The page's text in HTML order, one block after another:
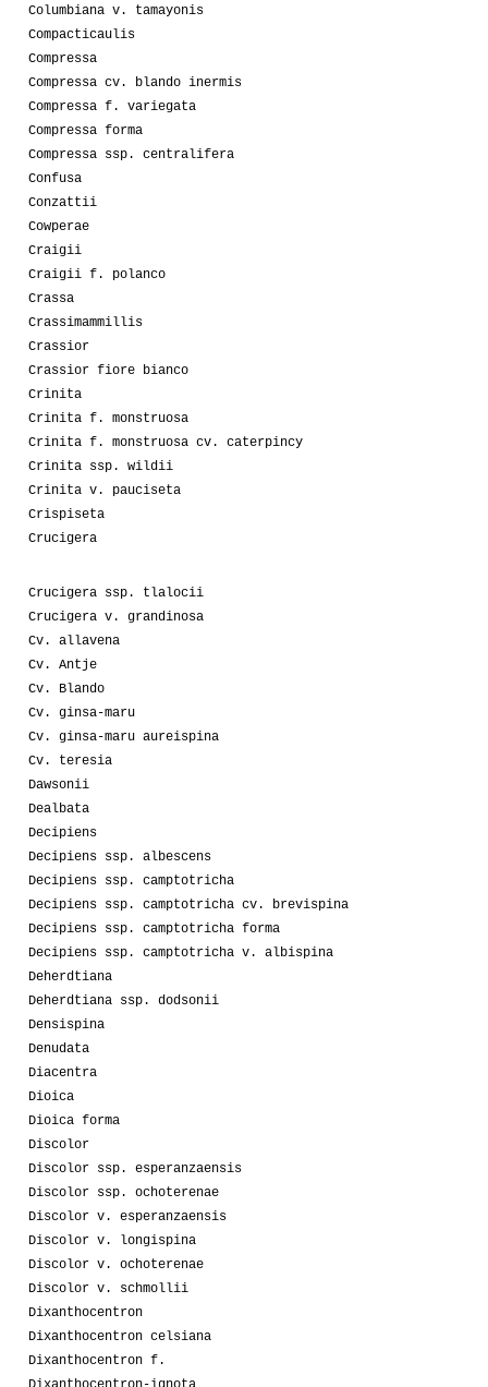
Columbiana v. tamayonis
Compacticaulis
Compressa
Compressa cv. blando inermis
Compressa f. variegata
Compressa forma
Compressa ssp. centralifera
Confusa
Conzattii
Cowperae
Craigii
Craigii f. polanco
Crassa
Crassimammillis
Crassior
Crassior fiore bianco
Crinita
Crinita f. monstruosa
Crinita f. monstruosa cv. caterpincy
Crinita ssp. wildii
Crinita v. pauciseta
Crispiseta
Crucigera
Crucigera ssp. tlalocii
Crucigera v. grandinosa
Cv. allavena
Cv. Antje
Cv. Blando
Cv. ginsa-maru
Cv. ginsa-maru aureispina
Cv. teresia
Dawsonii
Dealbata
Decipiens
Decipiens ssp. albescens
Decipiens ssp. camptotricha
Decipiens ssp. camptotricha cv. brevispina
Decipiens ssp. camptotricha forma
Decipiens ssp. camptotricha v. albispina
Deherdtiana
Deherdtiana ssp. dodsonii
Densispina
Denudata
Diacentra
Dioica
Dioica forma
Discolor
Discolor ssp. esperanzaensis
Discolor ssp. ochoterenae
Discolor v. esperanzaensis
Discolor v. longispina
Discolor v. ochoterenae
Discolor v. schmollii
Dixanthocentron
Dixanthocentron celsiana
Dixanthocentron f.